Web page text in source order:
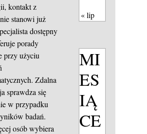
kontakt z
stanowi już
dostępny
porady
przy użyciu
Zdalna
sprawdza się
w przypadku
badań.
osób wybiera
« lip
MI
ES
IĄ
CE